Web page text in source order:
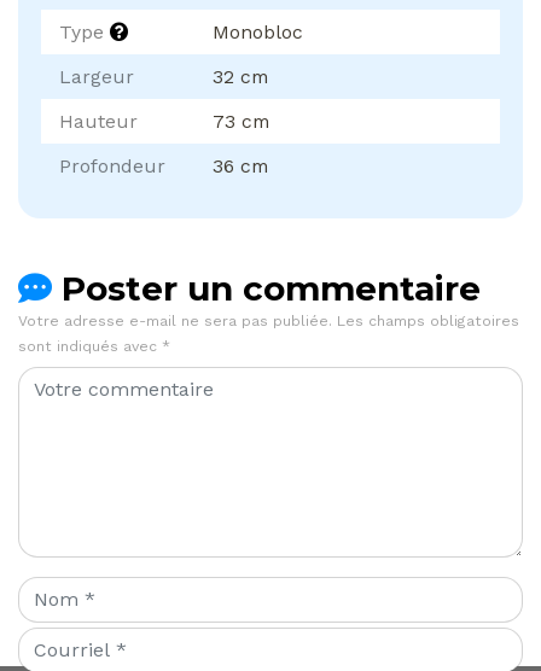
Type
Monobloc
Largeur
32 cm
Hauteur
73 cm
Profondeur
36 cm
Poster un commentaire
Votre adresse e-mail ne sera pas publiée. Les champs obligatoires
sont indiqués avec *